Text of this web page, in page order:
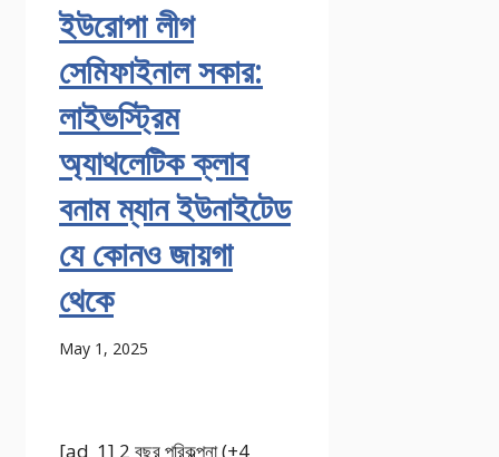
ইউরোপা লীগ
সেমিফাইনাল সকার:
লাইভস্ট্রিম
অ্যাথলেটিক ক্লাব
বনাম ম্যান ইউনাইটেড
যে কোনও জায়গা
থেকে
May 1, 2025
[ad_1] 2 বছর পরিকল্পনা (+4